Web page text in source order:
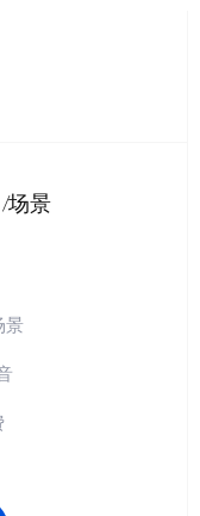
/场景
景